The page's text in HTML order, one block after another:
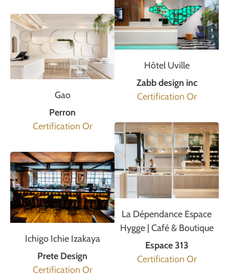
Gao
Perron
Certification Or
Ichigo Ichie Izakaya
Prete Design
Certification Or
Hôtel Uville
Zabb design inc
Certification Or
La Dépendance Espace
Hygge | Café & Boutique
Espace 313
Certification Or